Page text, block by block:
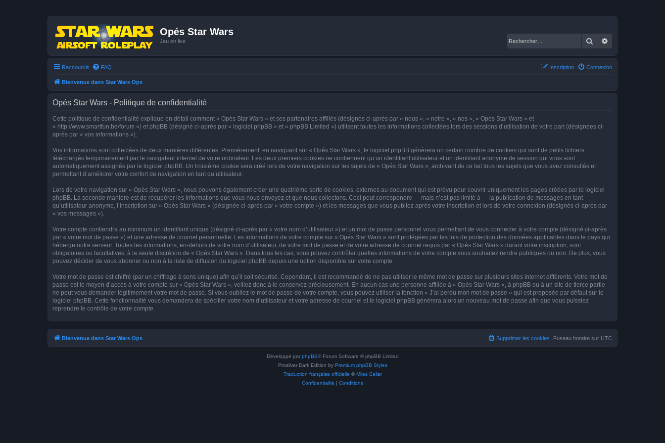
Opés Star Wars
Jeu en live Rechercher
Raccourcis FAQ Connexion
Inscription
Bienvenue dans Star Wars Ops
Opés Star Wars - Politique de confidentialité
Cette politique de confidentialité explique en détail comment « Opés Star Wars » et ses partenaires affiliés (désignés ci-après par « nous », « notre », « nos », « Opés Star Wars » et
« http://www.smartfun.be/forum ») et phpBB (désigné ci-après par « logiciel phpBB » et « phpBB Limited ») utilisent toutes les informations collectées lors des sessions d’utilisation de votre part (désignées ci-
après par « vos informations »).
Vos informations sont collectées de deux manières différentes. Premièrement, en naviguant sur « Opés Star Wars », le logiciel phpBB génèrera un certain nombre de cookies qui sont de petits fichiers
téléchargés temporairement par le navigateur internet de votre ordinateur. Les deux premiers cookies ne contiennent qu’un identifiant utilisateur et un identifiant anonyme de session qui vous sont
automatiquement assignés par le logiciel phpBB. Un troisième cookie sera créé lors de votre navigation sur les sujets de « Opés Star Wars », archivant de ce fait tous les sujets que vous avez consultés et
permettant d’améliorer votre confort de navigation en tant qu’utilisateur.
Lors de votre navigation sur « Opés Star Wars », nous pouvons également créer une quatrième sorte de cookies, externes au document qui est prévu pour couvrir uniquement les pages créées par le logiciel
phpBB. La seconde manière est de récupérer les informations que vous nous envoyez et que nous collectons. Ceci peut correspondre — mais n’est pas limité à — la publication de messages en tant
qu’utilisateur anonyme, l’inscription sur « Opés Star Wars » (désignée ci-après par « votre compte ») et les messages que vous publiez après votre inscription et lors de votre connexion (désignés ci-après par
« vos messages »).
Votre compte contiendra au minimum un identifiant unique (désigné ci-après par « votre nom d’utilisateur ») et un mot de passe personnel vous permettant de vous connecter à votre compte (désigné ci-après
par « votre mot de passe ») et une adresse de courriel personnelle. Les informations de votre compte sur « Opés Star Wars » sont protégées par les lois de protection des données applicables dans le pays qui
héberge notre serveur. Toutes les informations, en-dehors de votre nom d’utilisateur, de votre mot de passe et de votre adresse de courriel requis par « Opés Star Wars » durant votre inscription, sont
obligatoires ou facultatives, à la seule discrétion de « Opés Star Wars ». Dans tous les cas, vous pouvez contrôler quelles informations de votre compte vous souhaitez rendre publiques ou non. De plus, vous
pouvez décider de vous abonner ou non à la liste de diffusion du logiciel phpBB depuis une option disponible sur votre compte.
Votre mot de passe est chiffré (par un chiffrage à sens unique) afin qu’il soit sécurisé. Cependant, il est recommandé de ne pas utiliser le même mot de passe sur plusieurs sites internet différents. Votre mot de
passe est le moyen d’accès à votre compte sur « Opés Star Wars », veillez donc à le conservez précieusement. En aucun cas une personne affiliée à « Opés Star Wars », à phpBB ou à un site de tierce partie
ne peut vous demander légitimement votre mot de passe. Si vous oubliez le mot de passe de votre compte, vous pouvez utiliser la fonction « J’ai perdu mon mot de passe » qui est proposée par défaut sur le
logiciel phpBB. Cette fonctionnalité vous demandera de spécifier votre nom d’utilisateur et votre adresse de courriel et le logiciel phpBB générera alors un nouveau mot de passe afin que vous puissiez
reprendre le contrôle de votre compte.
Bienvenue dans Star Wars Ops Fuseau horaire sur UTC
Supprimer les cookies
Développé par phpBB® Forum Software © phpBB Limited
Prosilver Dark Edition by Premium phpBB Styles
Traduction française officielle © Miles Cellar
Confidentialité | Conditions